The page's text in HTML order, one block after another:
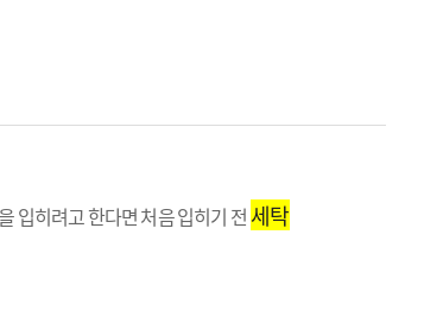
입히려고 한다면 처음 입히기 전 세탁